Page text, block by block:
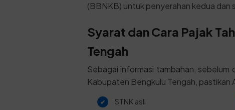
(BBNKB) untuk penyerahan kedua dan
Syarat dan Cara Pajak
Tengah
Sebagai informasi tambahan,
Kabupaten Bengkulu Tengah,
STNK asli